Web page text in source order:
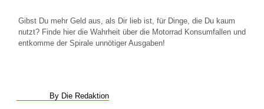
Gibst Du mehr Geld aus, als Dir lieb ist, für Dinge, die Du kaum
nutzt? Finde hier die Wahrheit über die Motorrad Konsumfallen und
entkomme der Spirale unnötiger Ausgaben!
By Die Redaktion